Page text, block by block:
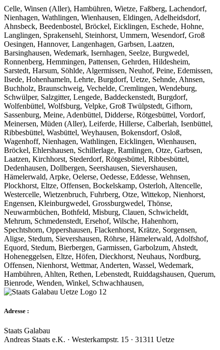
Celle, Winsen (Aller), Hambühren, Wietze, Faßberg, Lachendorf,
Nienhagen, Wathlingen, Wienhausen, Eldingen, Adelheidsdorf,
Ahnsbeck, Beedenbostel, Bröckel, Eicklingen, Eschede, Hohne,
Langlingen, Sprakensehl, Steinhorst, Ummern, Wesendorf, Groß
Oesingen, Hannover, Langenhagen, Garbsen, Laatzen,
Barsinghausen, Wedemark, Isernhagen, Seelze, Burgwedel,
Ronnenberg, Hemmingen, Pattensen, Gehrden, Hildesheim,
Sarstedt, Harsum, Söhlde, Algermissen, Neuhof, Peine, Edemissen,
Ilsede, Hohenhameln, Lehrte, Burgdorf, Uetze, Sehnde, Ahnsen,
Buchholz, Braunschweig, Vechelde, Cremlingen, Wendeburg,
Schwülper, Salzgitter, Lengede, Baddeckenstedt, Burgdorf,
Wolfenbüttel, Wolfsburg, Velpke, Groß Twülpstedt, Gifhorn,
Sassenburg, Meine, Adenbüttel, Didderse, Rötgesbüttel, Vordorf,
Meinersen, Müden (Aller), Leiferde, Hillerse, Calberlah, Isenbüttel,
Ribbesbüttel, Wasbüttel, Weyhausen, Bokensdorf, Osloß,
Wagenhoff, Nienhagen, Wathlingen, Eicklingen, Wienhausen,
Bröckel, Ehlershausen, Schillerlage, Ramlingen, Otze, Garbsen,
Laatzen, Kirchhorst, Stederdorf, Rötgesbüttel, Ribbesbüttel,
Dedenhausen, Dollbergen, Seershausen, Sievershausen,
Hämelerwald, Arpke, Oelerse, Oedesse, Eddesse, Wehnsen,
Plockhorst, Eltze, Offensen, Bockelskamp, Osterloh, Altencelle,
Westercelle, Wietzenbruch, Fuhrberg, Otze, Wittekop, Nienhorst,
Engensen, Kleinburgwedel, Grossburgwedel, Thönse,
Neuwarmbüchen, Bothfeld, Misburg, Clauen, Schwicheldt,
Mehrum, Schmedenstedt, Ersehof, Wilsche, Hahenhorn,
Spechtshorn, Oppershausen, Flackenhorst, Krätze, Sorgensen,
Aligse, Stedum, Sievershausen, Röhrse, Hämelerwald, Adolfshof,
Equord, Stedum, Bierbergen, Garmissen, Garbolzum, Ahstedt,
Hoheneggelsen, Eltze, Höfen, Dieckhorst, Neuhaus, Nordburg,
Offensen, Nienhorst, Wettmar, Anderten, Wassel, Wedemark,
Hambühren, Ahlten, Rethen, Lebenstedt, Ruiddagshausen, Querum,
Bienrode, Wenden, Winkel, Schwachhausen,
Adresse :
Staats Galabau
Andreas Staats e.K. · Westerkampstr. 15 · 31311 Uetze